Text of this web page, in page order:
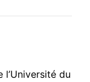
l’Université du